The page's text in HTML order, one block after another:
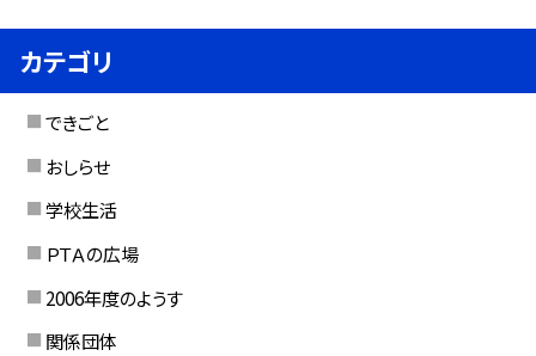
カテゴリ
できごと
おしらせ
学校生活
ＰＴＡの広場
2006年度のようす
関係団体